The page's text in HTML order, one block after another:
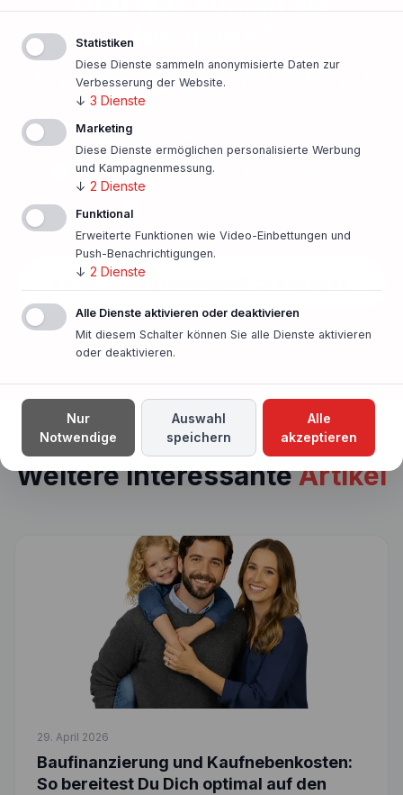
Nächstes?
Finanzierungsangebot einholen!
500 Banken im Vergleich
Persönlicher Ansprechpartner vor Ort
In nur einer Minute!
Weitere interessanteArtikel
29. April 2026
Baufinanzierung und Kaufnebenkosten:
So bereitest Du Dich optimal auf den
Statistiken
Diese Dienste sammeln anonymisierte Daten zur
Verbesserung der Website.
↓ 3 Dienste
Marketing
Diese Dienste ermöglichen personalisierte Werbung
und Kampagnenmessung.
↓ 2 Dienste
Funktional
Erweiterte Funktionen wie Video-Einbettungen und
Push-Benachrichtigungen.
↓ 2 Dienste
Alle Dienste aktivieren oder deaktivieren
Mit diesem Schalter können Sie alle Dienste aktivieren
oder deaktivieren.
Nur
Notwendige
Auswahl
speichern
Alle
akzeptieren